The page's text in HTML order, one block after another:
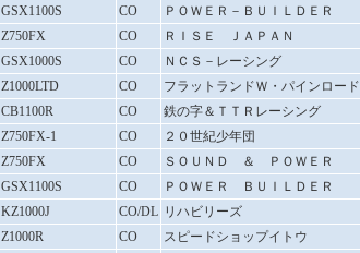
GSX1100S CO
ＰＯＷＥＲ－ＢＵＩＬＤＥＲ
Z750FX CO
ＲＩＳＥ ＪＡＰＡＮ
GSX1000S CO
ＮＣＳ－レーシング
Z1000LTD CO
フラットランドＷ・パインロード
CB1100R CO
鉄の字＆ＴＴＲレーシング
Z750FX-1 CO
２０世紀少年団
Z750FX CO
ＳＯＵＮＤ ＆ ＰＯＷＥＲ
GSX1100S CO
ＰＯＷＥＲ ＢＵＩＬＤＥＲ
KZ1000J CO/DL リハビリーズ
Z1000R CO
スピードショップイトウ